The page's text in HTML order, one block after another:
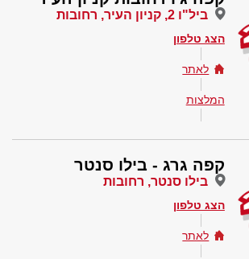
ביל"ו 2, קניון העיר, רחובות
הצג טלפון
לאתר
המלצות
קפה גרג - בילו סנטר
בילו סנטר, רחובות
הצג טלפון
לאתר